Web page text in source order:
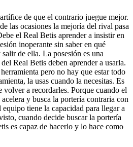
de que el contrario juegue mejor.
las ocasiones la mejoría del rival pasa
el Real Betis aprender a insistir en
inoperante sin saber en qué
de ella. La posesión es una
Real Betis deben aprender a usarla.
pero no hay que estar todo
la usas cuando la necesitas. Es
volver a recordarles. Porque cuando el
y busca la porterí­a contraria con
tiene la capacidad para llegar a
cuando decide buscar la porterí­a
es capaz de hacerlo y lo hace como